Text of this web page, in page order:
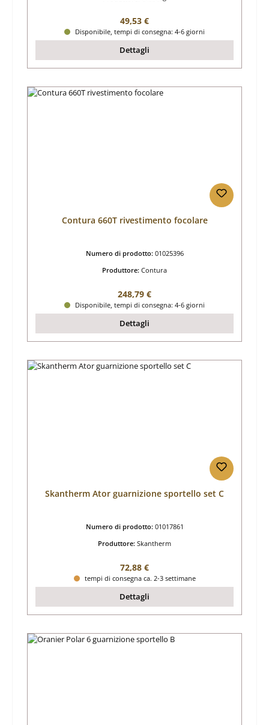
Prezzo normale:
49,53 €
Disponibile, tempi di consegna: 4-6 giorni
Dettagli
Contura 660T rivestimento focolare
Numero di prodotto: 01025396
Produttore: Contura
Prezzo normale:
248,79 €
Disponibile, tempi di consegna: 4-6 giorni
Dettagli
Skantherm Ator guarnizione sportello set C
Numero di prodotto: 01017861
Produttore: Skantherm
Prezzo normale:
72,88 €
tempi di consegna ca. 2-3 settimane
Dettagli